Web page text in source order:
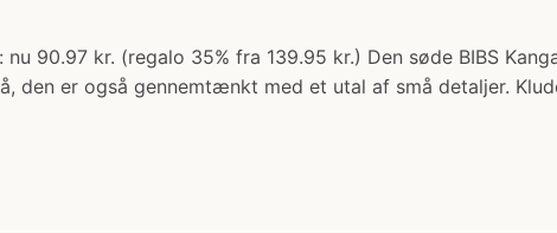
90.97 kr. (regalo 35% fra 139.95 kr.) Den søde BIBS
er også gennemtænkt med et utal af små detaljer.